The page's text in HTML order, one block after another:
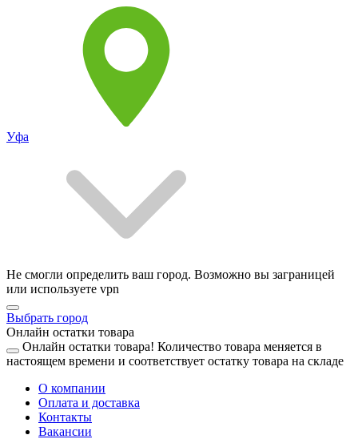
Уфа
Не смогли определить ваш город. Возможно вы заграницей
или используете vpn
Выбрать город
Онлайн остатки товара
Онлайн остатки товара! Количество товара меняется в
настоящем времени и соответствует остатку товара на складе
О компании
Оплата и доставка
Контакты
Вакансии